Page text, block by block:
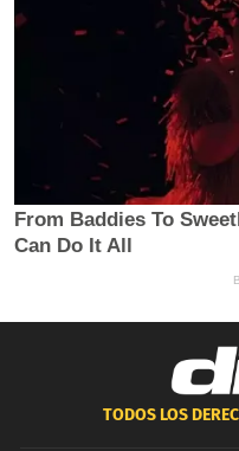
TODOS LOS